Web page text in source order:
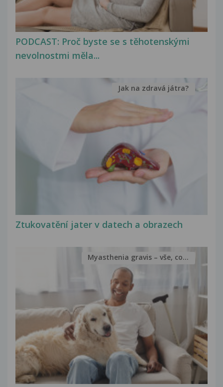
PODCAST: Proč byste se s těhotenskými
nevolnostmi měla...
Ztukovatění jater v datech a obrazech
Jak na zdravá játra?
Myasthenia gravis – vše, co...